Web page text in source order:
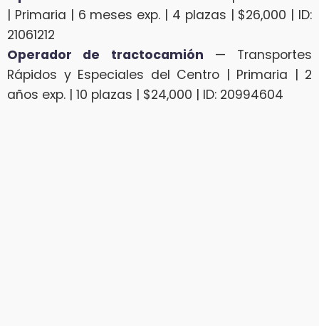
| Primaria | 6 meses exp. | 4 plazas | $26,000 | ID:
21061212
Operador de tractocamión — Transportes
Rápidos y Especiales del Centro | Primaria | 2
años exp. | 10 plazas | $24,000 | ID: 20994604